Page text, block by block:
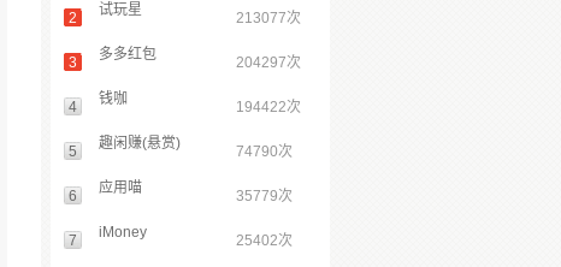
2 试玩星 213077次
3 多多红包 204297次
4 钱咖 194422次
5 趣闲赚(悬赏) 74790次
6 应用喵 35779次
7 iMoney 25402次